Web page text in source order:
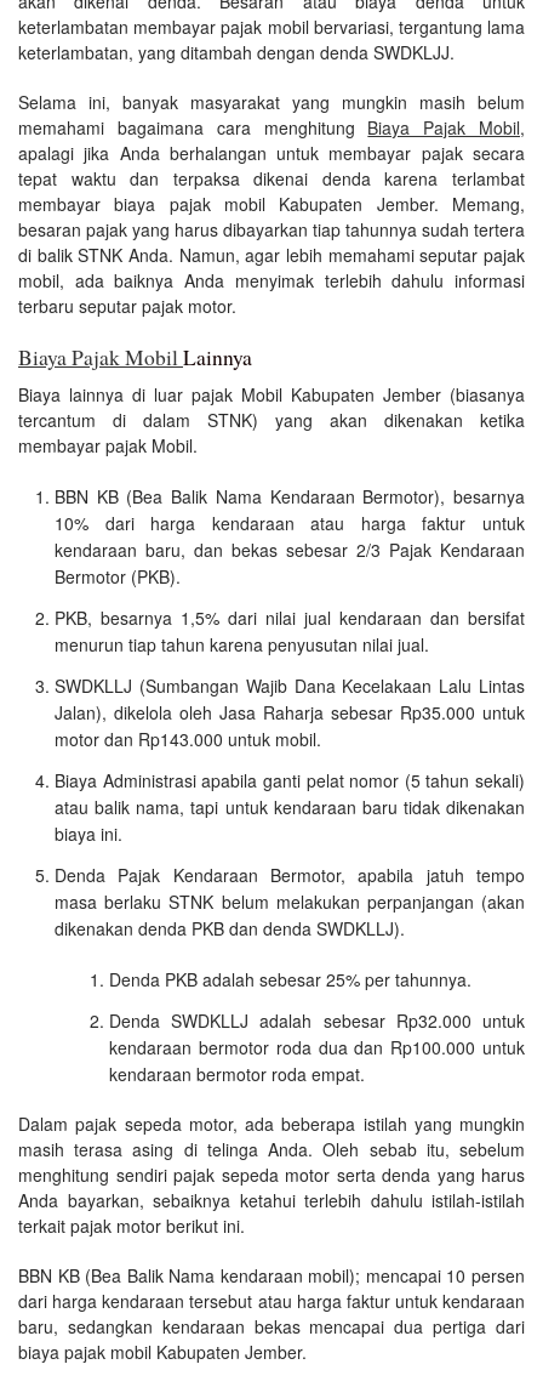
keterlambatan membayar pajak mobil bervariasi, tergantung lama
keterlambatan, yang ditambah dengan denda SWDKLJJ.
Selama ini, banyak masyarakat yang mungkin masih belum
memahami bagaimana cara menghitung Biaya Pajak Mobil,
apalagi jika Anda berhalangan untuk membayar pajak secara
tepat waktu dan terpaksa dikenai denda karena terlambat
membayar biaya pajak mobil Kabupaten Jember. Memang,
besaran pajak yang harus dibayarkan tiap tahunnya sudah tertera
di balik STNK Anda. Namun, agar lebih memahami seputar pajak
mobil, ada baiknya Anda menyimak terlebih dahulu informasi
terbaru seputar pajak motor.
Biaya Pajak MobilLainnya
Biaya lainnya di luar pajak Mobil Kabupaten Jember (biasanya
tercantum di dalam STNK) yang akan dikenakan ketika
membayar pajak Mobil.
BBN KB (Bea Balik Nama Kendaraan Bermotor), besarnya
10% dari harga kendaraan atau harga faktur untuk
kendaraan baru, dan bekas sebesar 2/3 Pajak Kendaraan
Bermotor (PKB).
PKB, besarnya 1,5% dari nilai jual kendaraan dan bersifat
menurun tiap tahun karena penyusutan nilai jual.
SWDKLLJ (Sumbangan Wajib Dana Kecelakaan Lalu Lintas
Jalan), dikelola oleh Jasa Raharja sebesar Rp35.000 untuk
motor dan Rp143.000 untuk mobil.
Biaya Administrasi apabila ganti pelat nomor (5 tahun sekali)
atau balik nama, tapi untuk kendaraan baru tidak dikenakan
biaya ini.
Denda Pajak Kendaraan Bermotor, apabila jatuh tempo
masa berlaku STNK belum melakukan perpanjangan (akan
dikenakan denda PKB dan denda SWDKLLJ).
Denda PKB adalah sebesar 25% per tahunnya.
Denda SWDKLLJ adalah sebesar Rp32.000 untuk
kendaraan bermotor roda dua dan Rp100.000 untuk
kendaraan bermotor roda empat.
Dalam pajak sepeda motor, ada beberapa istilah yang mungkin
masih terasa asing di telinga Anda. Oleh sebab itu, sebelum
menghitung sendiri pajak sepeda motor serta denda yang harus
Anda bayarkan, sebaiknya ketahui terlebih dahulu istilah-istilah
terkait pajak motor berikut ini.
BBN KB (Bea Balik Nama kendaraan mobil); mencapai 10 persen
dari harga kendaraan tersebut atau harga faktur untuk kendaraan
baru, sedangkan kendaraan bekas mencapai dua pertiga dari
biaya pajak mobil Kabupaten Jember.